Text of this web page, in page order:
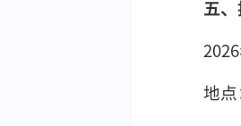
五
地点